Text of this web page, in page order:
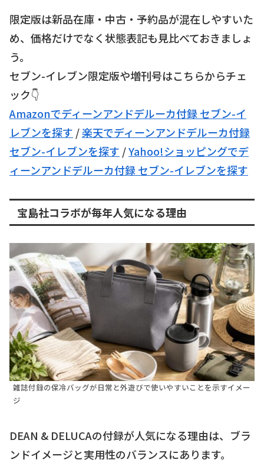
限定版は新品在庫・中古・予約品が混在しやすいた
め、価格だけでなく状態表記も見比べておきましょ
う。
セブン-イレブン限定版や増刊号はこちらからチェ
ック👇
Amazonでディーンアンドデルーカ付録 セブン-イ
レブンを探す /楽天でディーンアンドデルーカ付録
セブン-イレブンを探す /Yahoo!ショッピングでデ
ィーンアンドデルーカ付録 セブン-イレブンを探す
宝島社コラボが毎年人気になる理由
雑誌付録の保冷バッグが日常と外遊びで使いやすいことを示すイメー
ジ
DEAN & DELUCAの付録が人気になる理由は、ブラ
ンドイメージと実用性のバランスにあります。